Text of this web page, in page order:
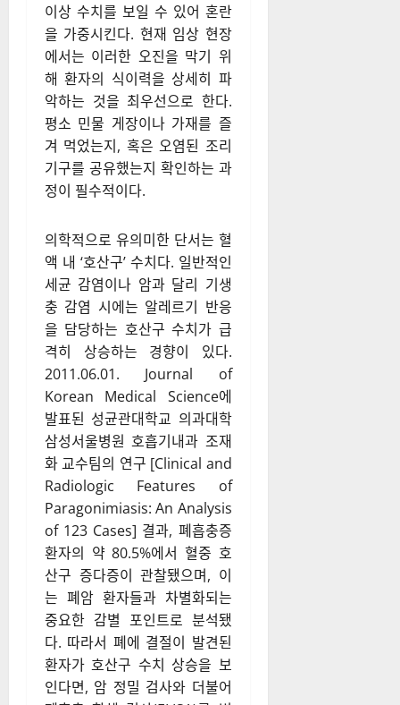
이상 수치를 보일 수 있어 혼란
을 가중시킨다. 현재 임상 현장
에서는 이러한 오진을 막기 위
해 환자의 식이력을 상세히 파
악하는 것을 최우선으로 한다.
평소 민물 게장이나 가재를 즐
겨 먹었는지, 혹은 오염된 조리
기구를 공유했는지 확인하는 과
정이 필수적이다.
의학적으로 유의미한 단서는 혈
액 내 ‘호산구’ 수치다. 일반적인
세균 감염이나 암과 달리 기생
충 감염 시에는 알레르기 반응
을 담당하는 호산구 수치가 급
격히 상승하는 경향이 있다.
2011.06.01. Journal of
Korean Medical Science에
발표된 성균관대학교 의과대학
삼성서울병원 호흡기내과 조재
화 교수팀의 연구 [Clinical and
Radiologic Features of
Paragonimiasis: An Analysis
of 123 Cases] 결과, 폐흡충증
환자의 약 80.5%에서 혈중 호
산구 증다증이 관찰됐으며, 이
는 폐암 환자들과 차별화되는
중요한 감별 포인트로 분석됐
다. 따라서 폐에 결절이 발견된
환자가 호산구 수치 상승을 보
인다면, 암 정밀 검사와 더불어